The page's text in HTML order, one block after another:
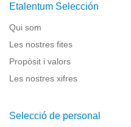
Etalentum Selección
Qui som
Les nostres fites
Propòsit i valors
Les nostres xifres
Selecció de personal